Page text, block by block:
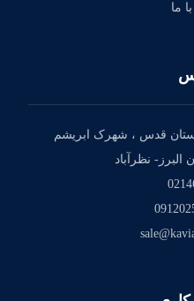
ما
قدس ، شهرک ابریشم
البرز- نظرآباد